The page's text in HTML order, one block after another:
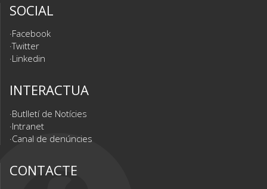
SOCIAL
Facebook
Twitter
Linkedin
INTERACTUA
Butlletí de Notícies
Intranet
Canal de denúncies
CONTACTE